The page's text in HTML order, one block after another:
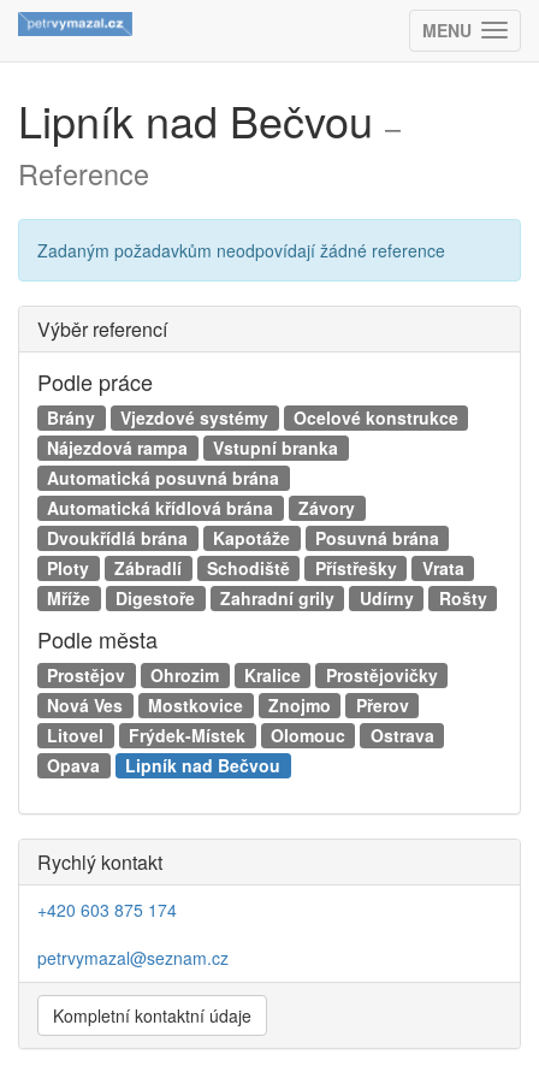
MENU
Lipník nad Bečvou –
Reference
Zadaným požadavkům neodpovídají žádné reference
Výběr referencí
Podle práce
Brány Vjezdové systémy
Ocelové konstrukce
Nájezdová rampa
Vstupní branka
Automatická posuvná brána
Automatická křídlová brána
Závory
Dvoukřídlá brána
Kapotáže
Posuvná brána
Ploty
Zábradlí Schodiště Přístřešky
Vrata
Mříže
Digestoře Zahradní grily Udírny Rošty
Podle města
Prostějov Ohrozim Kralice
Prostějovičky
Nová Ves
Mostkovice Znojmo
Přerov
Litovel
Frýdek-Místek Olomouc
Ostrava
Opava
Lipník nad Bečvou
Rychlý kontakt
+420 603 875 174
petrvymazal@seznam.cz
Kompletní kontaktní údaje